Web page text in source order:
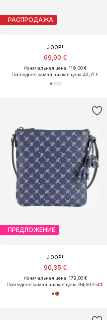
РАСПРОДАЖА
JOOP!
69,90 €
Изначальная цена: 119,00 €
Последняя самая низкая цена:42,71 €
ПРЕДЛОЖЕНИЕ
JOOP!
90,35 €
Изначальная цена: 179,00 €
Последняя самая низкая цена:94,50 €-4%